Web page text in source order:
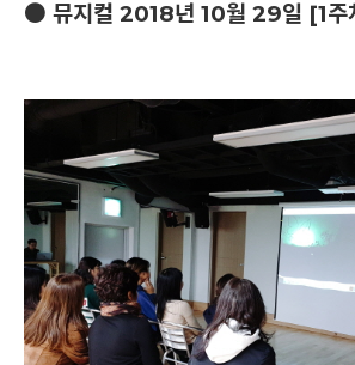
● 뮤지컬 2018년 10월 29일 [1주